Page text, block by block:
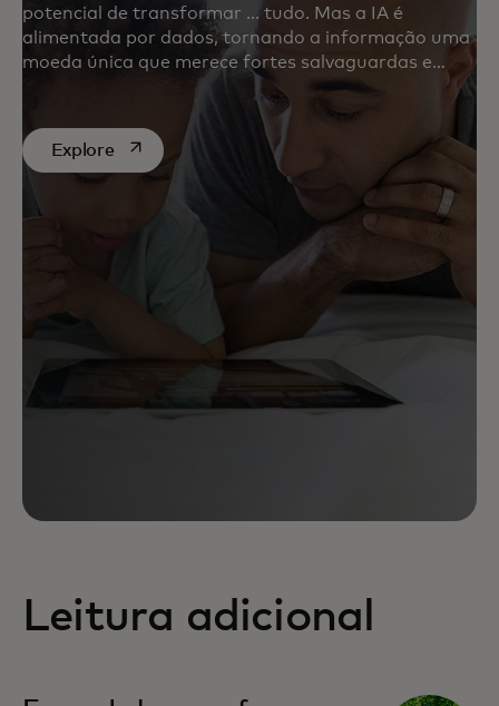
potencial de transformar ... tudo. Mas a IA é
alimentada por dados, tornando a informação uma
moeda única que merece fortes salvaguardas e
vigilância constante. Confira nossas discussões
mais recentes sobre IA.
Exploreabre em uma nova guia
Leitura adicional